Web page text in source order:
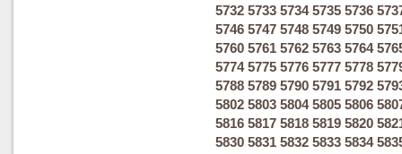
5732 5733 5734 5735 5736
5746 5747 5748 5749 5750
5760 5761 5762 5763 5764
5774 5775 5776 5777 5778
5788 5789 5790 5791 5792
5802 5803 5804 5805 5806
5816 5817 5818 5819 5820
5830 5831 5832 5833 5834